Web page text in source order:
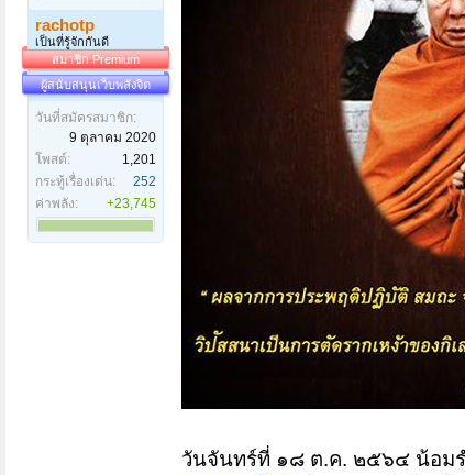
rachotp
เป็นที่รู้จักกันดี
สมาชิก Premium
ผู้สนับสนุนเว็บพลังจิต
วันที่สมัครสมาชิก:
9 ตุลาคม 2020
โพสต์:
1,201
กระทู้เรื่องเด่น:
252
ค่าพลัง:
+23,745
วันจันทร์ที่ ๑๘ ต.ค. ๒๕๖๔ น้อม